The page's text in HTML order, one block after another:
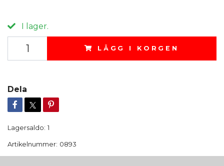
I lager.
LÄGG I KORGEN
Dela
Lagersaldo: 1
Artikelnummer: 0893